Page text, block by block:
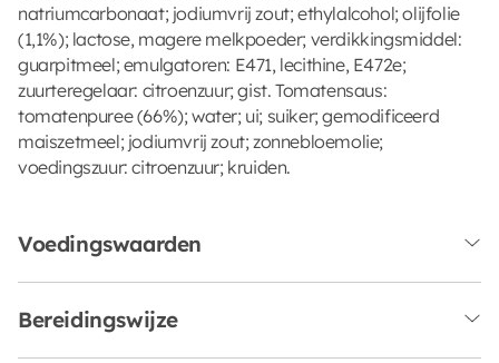
natriumcarbonaat; jodiumvrij zout; ethylalcohol; olijfolie
(1,1%); lactose, magere melkpoeder; verdikkingsmiddel:
guarpitmeel; emulgatoren: E471, lecithine, E472e;
zuurteregelaar: citroenzuur; gist. Tomatensaus:
tomatenpuree (66%); water; ui; suiker; gemodificeerd
maiszetmeel; jodiumvrij zout; zonnebloemolie;
voedingszuur: citroenzuur; kruiden.
Voedingswaarden
Bereidingswijze